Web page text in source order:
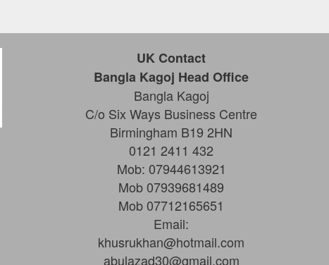
UK Contact
Bangla Kagoj Head Office
Bangla Kagoj
C/o Six Ways Business Centre
Birmingham B19 2HN
0121 2411 432
Mob: 07944613921
Mob 07939681489
Mob 07712165651
Email:
khusrukhan@hotmail.com
abulazad30@gmail.com